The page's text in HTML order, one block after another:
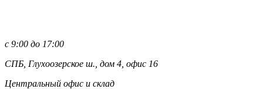
с 9:00 до 17:00
СПБ, Глухоозерское ш., дом 4, офис 16
Центральный офис и склад